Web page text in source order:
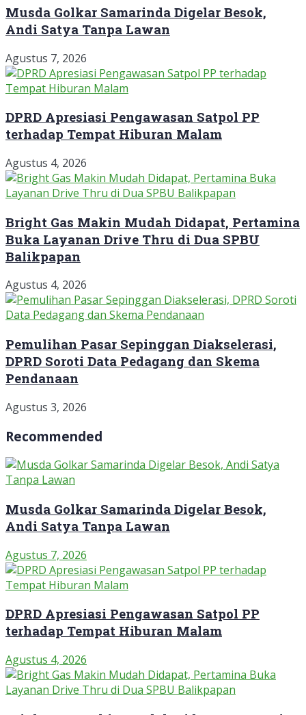
Musda Golkar Samarinda Digelar Besok,
Andi Satya Tanpa Lawan
Agustus 7, 2026
DPRD Apresiasi Pengawasan Satpol PP
terhadap Tempat Hiburan Malam
Agustus 4, 2026
Bright Gas Makin Mudah Didapat, Pertamina
Buka Layanan Drive Thru di Dua SPBU
Balikpapan
Agustus 4, 2026
Pemulihan Pasar Sepinggan Diakselerasi,
DPRD Soroti Data Pedagang dan Skema
Pendanaan
Agustus 3, 2026
Recommended
Musda Golkar Samarinda Digelar Besok,
Andi Satya Tanpa Lawan
Agustus 7, 2026
DPRD Apresiasi Pengawasan Satpol PP
terhadap Tempat Hiburan Malam
Agustus 4, 2026